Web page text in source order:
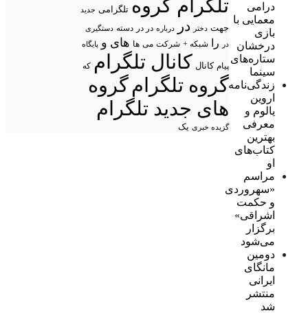
درامی
معمایی با
بازی
درخشان
ستاره‌های
سینما
زندگی‌نامه
اروین
یالوم و
معرفی
بهترین
کتاب‌های
او
مراسم
«سهروردی
و حکمت
اشراقی»
برگزار
می‌شود
دومین
مانگای
ایرانی
منتشر
شد
تلگرام گروه تلگرامی جدید
جهت دختر در درباره در در دسته دستگیری
در
را شبکه + شرکت می ها های و پایگاه
پیام کانال کانال تلگرام که
گروه تلگرامگروه
های جدید تلگرام
گزیده خبری یک